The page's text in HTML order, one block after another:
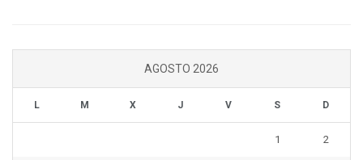
AGOSTO 2026
L M X J V S D
1 2